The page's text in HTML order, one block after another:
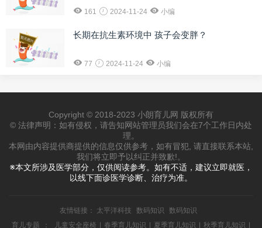
161 2024-11-24 小编
长期在抗生素环境中 孩子会变胖？
77 2024-11-24 小编
Copyright © 2018-2023 小朗育儿网 版权所有
© 法律声明：如有侵权，请告知网站管理员我们会在7个工作日内处
理。
本网由内容提供商提供的信息仅供参考，如有冒犯, 请直接联系本站,
我们将立即予以纠正并致歉!。
※本文所涉及医学部分，仅供阅读参考。如有不适，建议立即就医，
以线下面诊医学诊断、治疗为准。
友情链接： 太平洋科技 数码知识
数码知识
育儿专题
： 儿童安全座椅 | 春季育儿知识 | 夏季育儿知识 | 秋季育儿知识 |